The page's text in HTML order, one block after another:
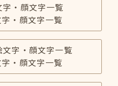
・顔文字一覧
・顔文字一覧
字・顔文字一覧
・顔文字一覧